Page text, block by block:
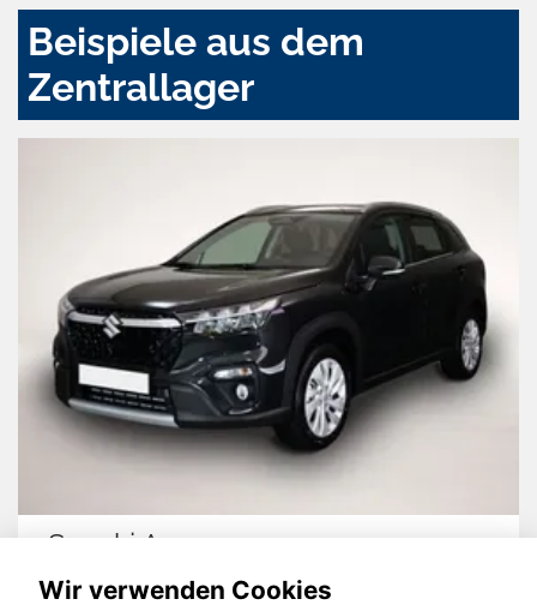
Beispiele aus dem
Zentrallager
Suzuki Across
Wir verwenden Cookies